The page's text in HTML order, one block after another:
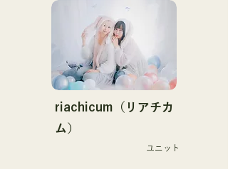
meowの大晟（Dr.）、the
perfect meの末廣悠弥
（Gt.）、xanadooのS0.
（Ba.）を迎え、活動を行
う。
【NEW SINGLE】
2025年6月25日に新曲「世
界は愛なんだ」をリリー
家族で音楽を楽しむミュー
ジックファミリー。
10代後半にアメリカへ4年
半留学。
現在はLOVE FMの"music
×serendipity"でラジオDJを
務める。
デルやタレントとしても活
躍中。世界的有名なオーデ
riachicum（リアチカ
ム）
ユニット